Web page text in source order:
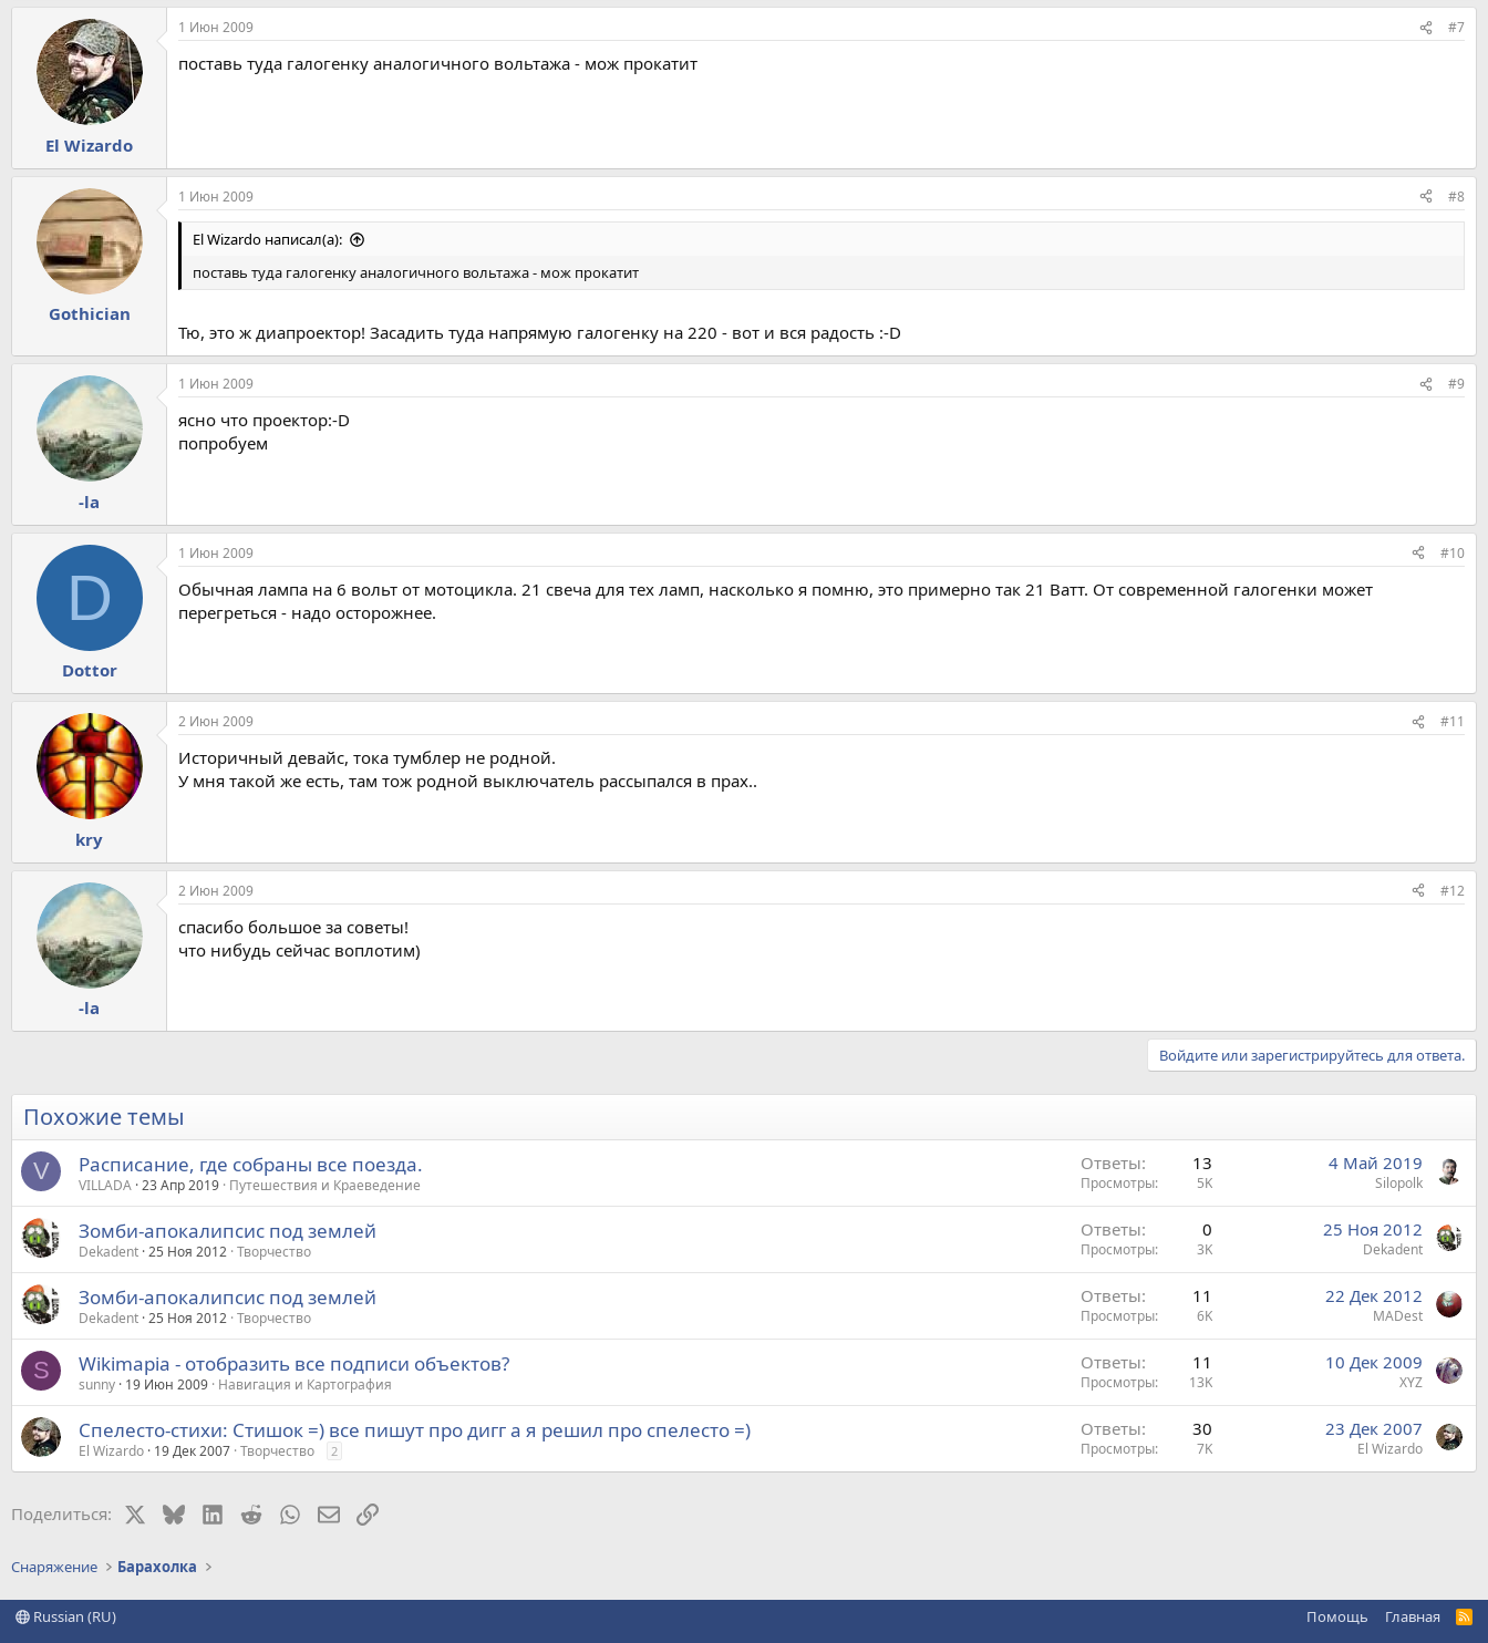
El Wizardo
1 Июн 2009 #7
поставь туда галогенку аналогичного вольтажа - мож прокатит
Gothician
1 Июн 2009 #8
El Wizardo написал(а):
поставь туда галогенку аналогичного вольтажа - мож прокатит
Тю, это ж диапроектор! Засадить туда напрямую галогенку на 220 - вот и вся радость :-D
-la
1 Июн 2009 #9
ясно что проектор:-D
попробуем
D
Dottor
1 Июн 2009 #10
Обычная лампа на 6 вольт от мотоцикла. 21 свеча для тех ламп, насколько я помню, это примерно так 21 Ватт. От современной галогенки может
перегреться - надо осторожнее.
kry
2 Июн 2009 #11
Историчный девайс, тока тумблер не родной.
У мня такой же есть, там тож родной выключатель рассыпался в прах..
-la
2 Июн 2009 #12
спасибо большое за советы!
что нибудь сейчас воплотим)
Войдите или зарегистрируйтесь для ответа.
Похожие темы
V Расписание, где собраны все поезда.
VILLADA 23 Апр 2019 Путешествия и Краеведение
Ответы 13
Просмотры 5K
4 Май 2019
Silopolk
Зомби-апокалипсис под землей
Dekadent 25 Ноя 2012 Творчество
Ответы 0
Просмотры 3K
25 Ноя 2012
Dekadent
Зомби-апокалипсис под землей
Dekadent 25 Ноя 2012 Творчество
Ответы 11
Просмотры 6K
22 Дек 2012
MADest
S Wikimapia - отобразить все подписи объектов?
sunny 19 Июн 2009 Навигация и Картография
Ответы 11
Просмотры 13K
10 Дек 2009
XYZ
Спелесто-стихи: Стишок =) все пишут про дигг а я решил про спелесто =)
El Wizardo 19 Дек 2007 Творчество 2
Ответы 30
Просмотры 7K
23 Дек 2007
El Wizardo
Поделиться: BlueskyLinkedIn
Reddit WhatsApp
Электронная почта
Ссылка
Снаряжение Барахолка
Russian (RU) Помощь Главная
R